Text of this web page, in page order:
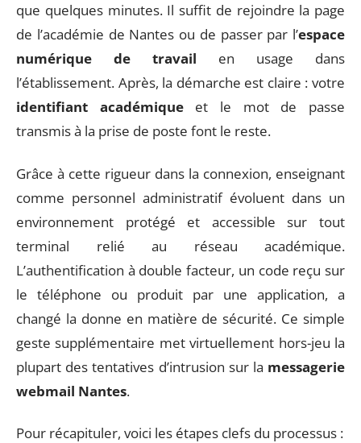
que quelques minutes. Il suffit de rejoindre la page
de l’académie de Nantes ou de passer par l’espace
numérique de travail en usage dans
l’établissement. Après, la démarche est claire : votre
identifiant académiqueet le mot de passe
transmis à la prise de poste font le reste.
Grâce à cette rigueur dans la connexion, enseignant
comme personnel administratif évoluent dans un
environnement protégé et accessible sur tout
terminal relié au réseau académique.
L’authentification à double facteur, un code reçu sur
le téléphone ou produit par une application, a
changé la donne en matière de sécurité. Ce simple
geste supplémentaire met virtuellement hors-jeu la
plupart des tentatives d’intrusion sur la messagerie
webmail Nantes.
Pour récapituler, voici les étapes clefs du processus :